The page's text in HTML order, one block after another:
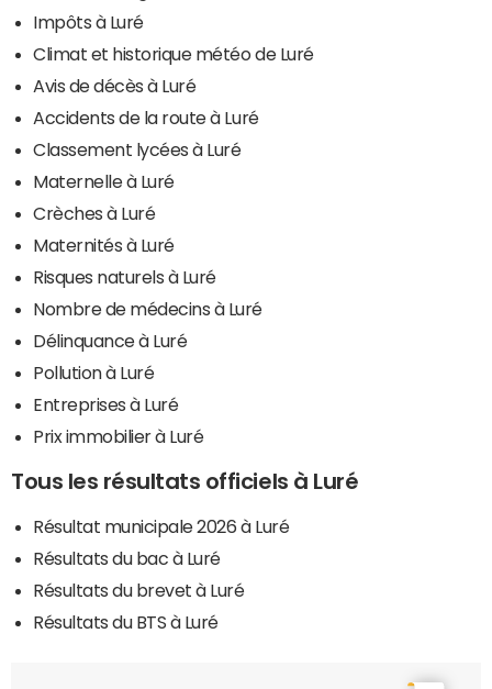
Impôts à Luré
Climat et historique météo de Luré
Avis de décès à Luré
Accidents de la route à Luré
Classement lycées à Luré
Maternelle à Luré
Crèches à Luré
Maternités à Luré
Risques naturels à Luré
Nombre de médecins à Luré
Délinquance à Luré
Pollution à Luré
Entreprises à Luré
Prix immobilier à Luré
Tous les résultats officiels à Luré
Résultat municipale 2026 à Luré
Résultats du bac à Luré
Résultats du brevet à Luré
Résultats du BTS à Luré